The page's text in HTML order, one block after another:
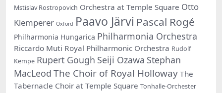
Mstislav Rostropovich Orchestra at Temple Square Otto
Klemperer Oxford Paavo Järvi Pascal Rogé
Philharmonia Hungarica Philharmonia Orchestra
Riccardo Muti Royal Philharmonic Orchestra Rudolf
Kempe Rupert Gough Seiji Ozawa Stephan
MacLeod The Choir of Royal Holloway The
Tabernacle Choir at Temple Square Tonhalle-Orchester